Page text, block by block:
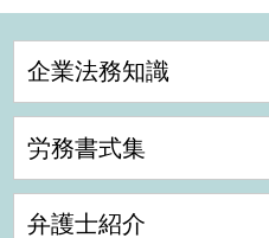
企業法務知識
労務書式集
弁護士紹介